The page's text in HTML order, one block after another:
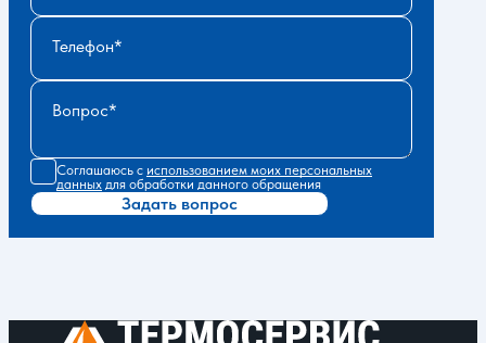
Телефон
Вопрос
Соглашаюсь с использованием моих персональных
данных для обработки данного обращения
Задать вопрос